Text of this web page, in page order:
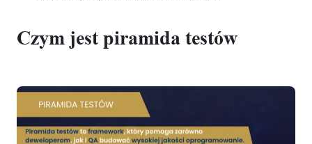
Czym jest piramida testów